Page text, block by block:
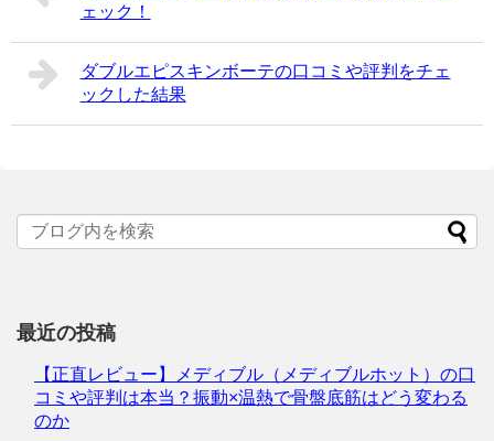
ェック！
ダブルエピスキンボーテの口コミや評判をチェ
ックした結果
最近の投稿
【正直レビュー】メディブル（メディブルホット）の口
コミや評判は本当？振動×温熱で骨盤底筋はどう変わる
のか